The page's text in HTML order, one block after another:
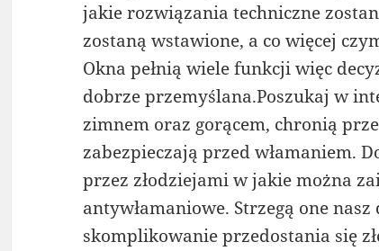
jakie rozwiązania techniczne
zostaną wstawione, a co więcej
Okna pełnią wiele funkcji więc
dobrze przemyślana.Poszukaj w
zimnem oraz gorącem, chronią
zabezpieczają przed włamaniem.
przez złodziejami w jakie można
antywłamaniowe. Strzegą one
skomplikowanie przedostania się